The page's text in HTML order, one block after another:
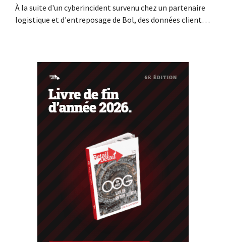
À la suite d'un cyberincident survenu chez un partenaire
logistique et d'entreposage de Bol, des données clients